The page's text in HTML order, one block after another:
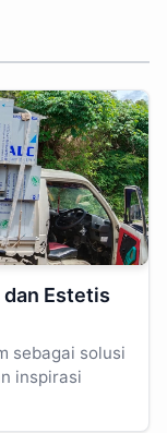
Estetis
sebagai solusi
inspirasi